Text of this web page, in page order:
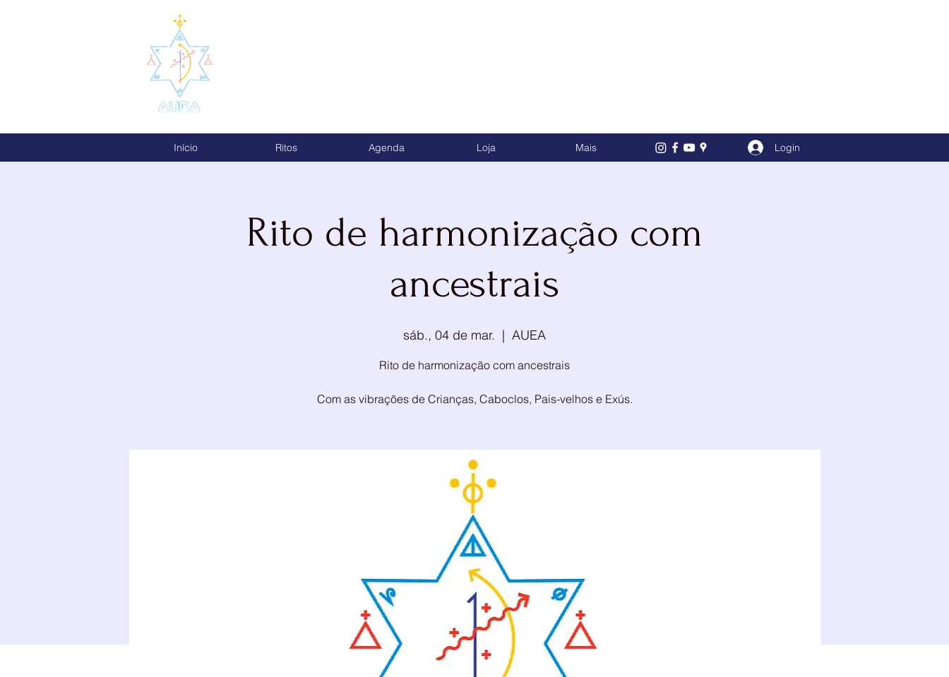
Início Ritos Agenda Loja Mais Login
Rito de harmonização com
ancestrais
sáb., 04 de mar.
  |
AUEA
Rito de harmonização com ancestrais
Com as vibrações de Crianças, Caboclos, Pais-velhos e Exús.